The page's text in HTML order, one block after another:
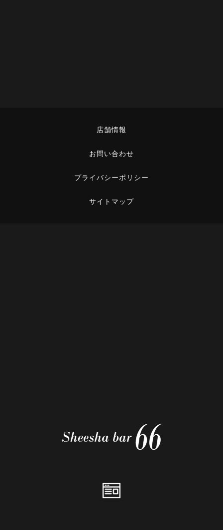
店舗情報
お問い合わせ
プライバシーポリシー
サイトマップ